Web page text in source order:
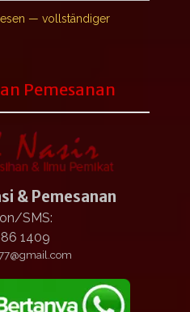
— vollständiger
Pemesanan
& Pemesanan
SMS:
1409